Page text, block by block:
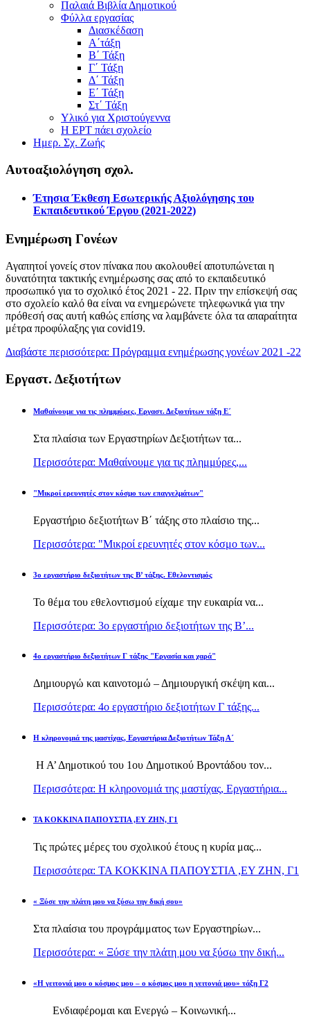
Παλαιά Βιβλία Δημοτικού
Φύλλα εργασίας
Διασκέδαση
Α΄τάξη
Β΄ Τάξη
Γ΄ Τάξη
Δ΄ Τάξη
Ε΄ Τάξη
Στ΄ Τάξη
Υλικό για Χριστούγεννα
Η ΕΡΤ πάει σχολείο
Ημερ. Σχ. Ζωής
Αυτοαξιολόγηση σχολ.
Έτησια Έκθεση Εσωτερικής Αξιολόγησης του
Εκπαιδευτικού Έργου (2021-2022)
Ενημέρωση Γονέων
Αγαπητοί γονείς στον πίνακα που ακολουθεί αποτυπώνεται η
δυνατότητα τακτικής ενημέρωσης σας από το εκπαιδευτικό
προσωπικό για το σχολικό έτος 2021 - 22. Πριν την επίσκεψή σας
στο σχολείο καλό θα είναι να ενημερώνετε τηλεφωνικά για την
πρόθεσή σας αυτή καθώς επίσης να λαμβάνετε όλα τα απαραίτητα
μέτρα προφύλαξης για covid19.
Διαβάστε περισσότερα: Πρόγραμμα ενημέρωσης γονέων 2021 -22
Εργαστ. Δεξιοτήτων
Μαθαίνουμε για τις πλημμύρες, Εργαστ. Δεξιοτήτων τάξη Ε΄
Στα πλαίσια των Εργαστηρίων Δεξιοτήτων τα...
Περισσότερα: Μαθαίνουμε για τις πλημμύρες,...
"Μικροί ερευνητές στον κόσμο των επαγγελμάτων"
Εργαστήριο δεξιοτήτων Β΄ τάξης στο πλαίσιο της...
Περισσότερα: "Μικροί ερευνητές στον κόσμο των...
3ο εργαστήριο δεξιοτήτων της Β’ τάξης. Εθελοντισμός
Το θέμα του εθελοντισμού είχαμε την ευκαιρία να...
Περισσότερα: 3ο εργαστήριο δεξιοτήτων της Β’...
4ο εργαστήριο δεξιοτήτων Γ τάξης "Εργασία και χαρά"
Δημιουργώ και καινοτομώ – Δημιουργική σκέψη και...
Περισσότερα: 4ο εργαστήριο δεξιοτήτων Γ τάξης...
H κληρονομιά της μαστίχας, Εργαστήρια Δεξιοτήτων Τάξη Α΄
Η Α’ Δημοτικού του 1ου Δημοτικού Βροντάδου τον...
Περισσότερα: H κληρονομιά της μαστίχας, Εργαστήρια...
TA KOKKINA ΠΑΠΟΥΣΤΙΑ ,ΕΥ ΖΗΝ, Γ1
Τις πρώτες μέρες του σχολικού έτους η κυρία μας...
Περισσότερα: TA KOKKINA ΠΑΠΟΥΣΤΙΑ ,ΕΥ ΖΗΝ, Γ1
« Ξύσε την πλάτη μου να ξύσω την δική σου»
Στα πλαίσια του προγράμματος των Εργαστηρίων...
Περισσότερα: « Ξύσε την πλάτη μου να ξύσω την δική...
«Η γειτονιά μου ο κόσμος μου – ο κόσμος μου η γειτονιά μου» τάξη Γ2
Ενδιαφέρομαι και Ενεργώ – Κοινωνική...